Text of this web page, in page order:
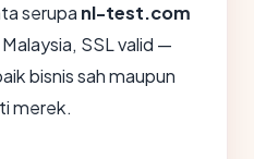
serupa nl-test.com
SSL valid —
bisnis sah maupun
merek.